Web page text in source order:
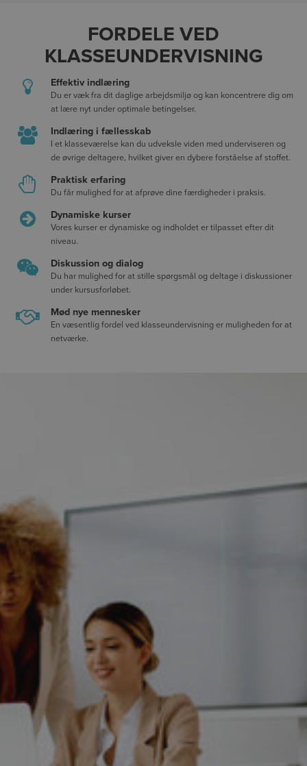
FORDELE VED
KLASSEUNDERVISNING
Effektiv indlæring
Du er væk fra dit daglige arbejdsmiljø og kan koncentrere dig om
at lære nyt under optimale betingelser.
Indlæring i fællesskab
I et klasseværelse kan du udveksle viden med underviseren og
de øvrige deltagere, hvilket giver en dybere forståelse af stoffet.
Praktisk erfaring
Du får mulighed for at afprøve dine færdigheder i praksis.
Dynamiske kurser
Vores kurser er dynamiske og indholdet er tilpasset efter dit
niveau.
Diskussion og dialog
Du har mulighed for at stille spørgsmål og deltage i diskussioner
under kursusforløbet.
Mød nye mennesker
En væsentlig fordel ved klasseundervisning er muligheden for at
netværke.